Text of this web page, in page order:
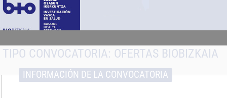
TIPO CONVOCATORIA: OFERTAS BIOBIZKAIA
INFORMACIÓN DE LA CONVOCATORIA